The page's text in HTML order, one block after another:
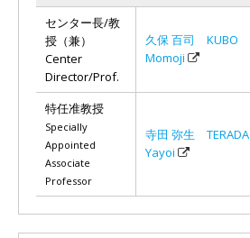
センター長/教
授（兼）
Center
Director/Prof.
久保 百司 KUBO
Momoji
特任准教授
Specially
Appointed
Associate
Professor
寺田 弥生 TERADA
Yayoi